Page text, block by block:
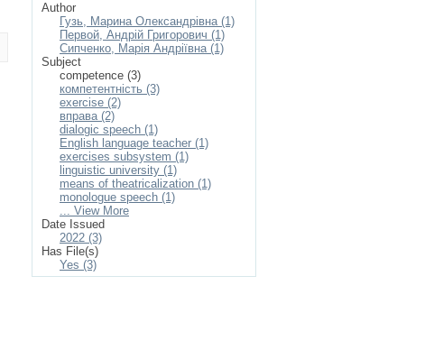
Author
Гузь, Марина Олександрівна (1)
Первой, Андрій Григорович (1)
Сипченко, Марія Андріївна (1)
Subject
competence (3)
компетентність (3)
exercise (2)
вправа (2)
dialogic speech (1)
English language teacher (1)
exercises subsystem (1)
linguistic university (1)
means of theatricalization (1)
monologue speech (1)
... View More
Date Issued
2022 (3)
Has File(s)
Yes (3)